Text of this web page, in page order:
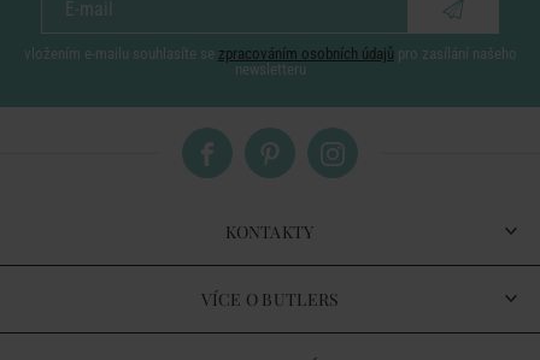
vložením e-mailu souhlasíte se zpracováním osobních údajů pro zasílání našeho
newsletteru
KONTAKTY
VÍCE O BUTLERS